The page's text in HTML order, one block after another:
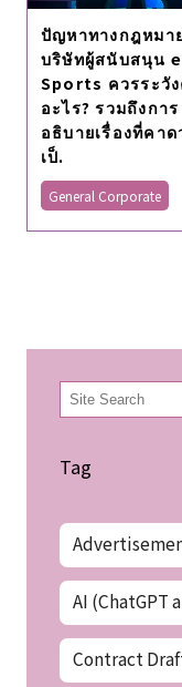
ปัญหาทางกฎหมา
บริษัทผู้สนับสนุน
Sports ควรระวั
อะไร? รวมถึงการ
อธิบายเรื่องที่คาด
เป็.
General Corporate
検
索
Tag
AI (ChatGPT
Contract